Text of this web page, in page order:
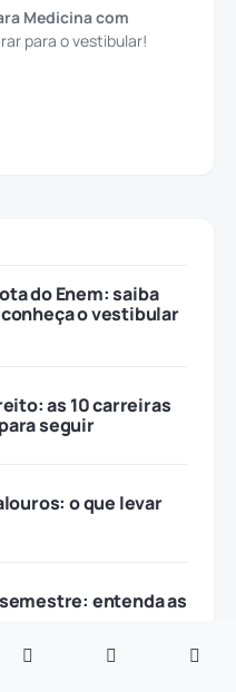
Medicina com
para o vestibular!
do Enem: saiba
o vestibular
as 10 carreiras
seguir
o que levar
entenda as